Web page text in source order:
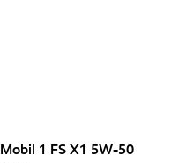
Mobil 1 FS X1 5W-50